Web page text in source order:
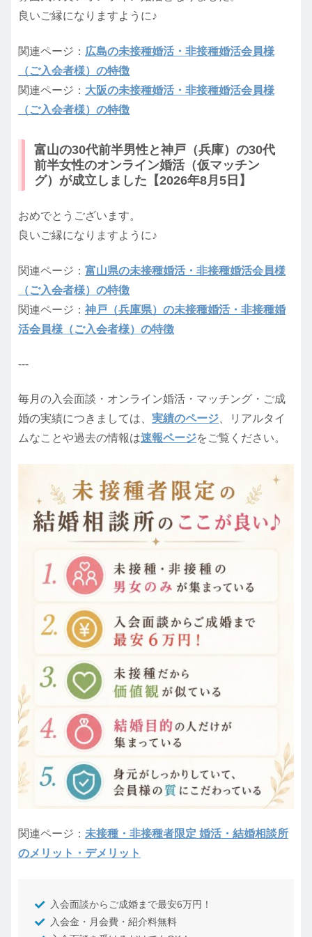
良いご縁になりますように♪
関連ページ： 広島の未接種婚活・非接種婚活会員様
（ご入会者様）の特徴
関連ページ： 大阪の未接種婚活・非接種婚活会員様
（ご入会者様）の特徴
富山の30代前半男性と神戸（兵庫）の30代
前半女性のオンライン婚活（仮マッチン
グ）が成立しました【2026年8月5日】
おめでとうございます。
良いご縁になりますように♪
関連ページ： 富山県の未接種婚活・非接種婚活会員様
（ご入会者様）の特徴
関連ページ： 神戸（兵庫県）の未接種婚活・非接種婚
活会員様（ご入会者様）の特徴
---
毎月の入会面談・オンライン婚活・マッチング・ご成
婚の実績につきましては、 実績のページ、リアルタイ
ムなことや過去の情報は速報ページをご覧ください。
関連ページ： 未接種・非接種者限定 婚活・結婚相談所
のメリット・デメリット
入会面談からご成婚まで最安6万円！
入会金・月会費・紹介料無料